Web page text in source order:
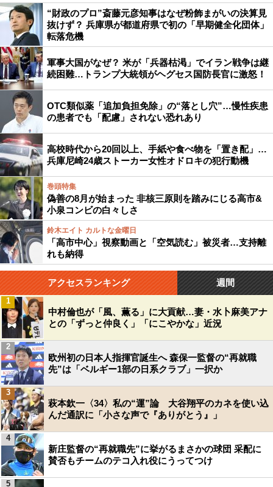
“財政のプロ”斎藤元彦知事はなぜ粉飾まがいの決算見
抜けず？ 兵庫県が都道府県で初の「早期健全化団体」
転落危機
軍事大国がなぜ？ 米が「兵器枯渇」でイラン戦争は継
続困難…トランプ大統領がヘグセス国防長官に激怒！
OTC類似薬「追加負担免除」の“落とし穴”…慢性疾患
の患者でも「配慮」されない恐れあり
高校時代から20回以上、手紙や食べ物を「置き配」…
兵庫尼崎24歳ストーカー女性オドロキの犯行動機
巻頭特集
偽善の8月が始まった 非核三原則を踏みにじる高市&
小泉コンビの白々しさ
鈴木エイト カルトな金曜日
「高市中心」視察動画と「空気読む」被災者…支持離
れも納得
アクセスランキング 週間
中村倫也が「風、薫る」に大貢献…妻・水卜麻美アナ
との「ずっと仲良く」「にこやかな」近況
1
欧州初の日本人指揮官誕生へ 森保一監督の“再就職
先”は「ベルギー1部の日系クラブ」一択か
2
萩本欽一〈34〉私の“運”論 大谷翔平のカネを使い込
んだ通訳に「小さな声で『ありがとう』」
3
新庄監督の“再就職先”に挙がるまさかの球団 采配に
賛否もチームのテコ入れ役にうってつけ
4
5